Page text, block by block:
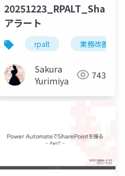
powerapps
アラート
rpalt 業務改善
Sakura
Yurimiya
743